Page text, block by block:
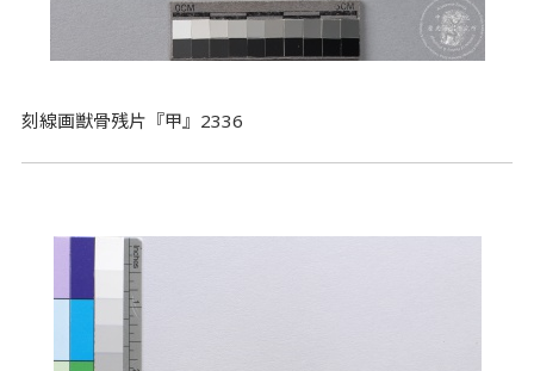
刻線画獣骨残片『甲』2336